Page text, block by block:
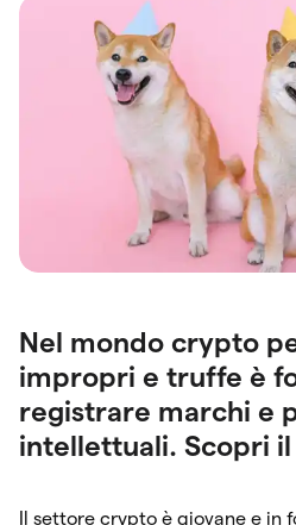
Nel mondo crypto
impropri e truffe è
registrare marchi e
intellettuali. Scopri il
Il settore crypto è giovane e in